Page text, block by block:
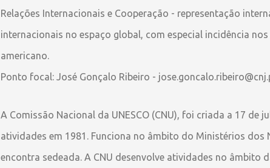
Relações Internacionais e Cooperação - representação
internacionais no espaço global, com especial incidência
americano.
Ponto focal: José Gonçalo Ribeiro -
A Comissão Nacional da UNESCO (CNU), foi criada a 17 de
atividades em 1981. Funciona no âmbito do Ministérios dos
encontra sedeada. A CNU desenvolve atividades no âmbito